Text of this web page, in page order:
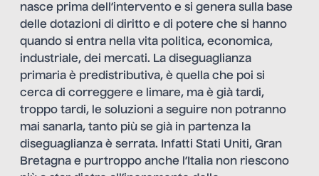
nasce prima dell’intervento e si genera sulla base
delle dotazioni di diritto e di potere che si hanno
quando si entra nella vita politica, economica,
industriale, dei mercati. La diseguaglianza
primaria è predistributiva, è quella che poi si
cerca di correggere e limare, ma è già tardi,
troppo tardi, le soluzioni a seguire non potranno
mai sanarla, tanto più se già in partenza la
diseguaglianza è serrata. Infatti Stati Uniti, Gran
Bretagna e purtroppo anche l’Italia non riescono